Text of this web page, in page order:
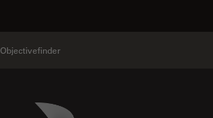
Objectivefinder
Danaher Logo